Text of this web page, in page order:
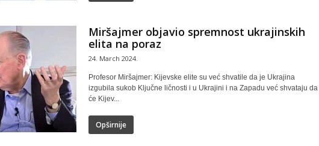
Miršajmer objavio spremnost ukrajinskih
elita na poraz
24. March 2024.
Profesor Miršajmer: Kijevske elite su već shvatile da je Ukrajina
izgubila sukob Ključne ličnosti i u Ukrajini i na Zapadu već shvataju da
će Kijev...
Opširnije